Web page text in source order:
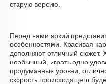
старую версию.
Перед нами яркий
особенностями. Красивая
дополняют отличный сюжет.
необычный, играть одно
продуманные уровни,
скорость происходящего